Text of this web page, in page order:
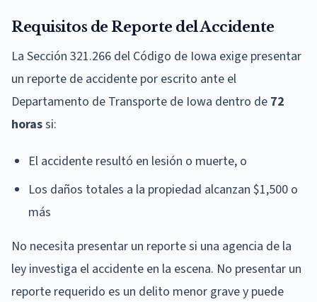
Requisitos de Reporte del Accidente
La Sección 321.266 del Código de Iowa exige presentar
un reporte de accidente por escrito ante el
Departamento de Transporte de Iowa dentro de 72
horassi:
El accidente resultó en lesión o muerte, o
Los daños totales a la propiedad alcanzan $1,500 o
más
No necesita presentar un reporte si una agencia de la
ley investiga el accidente en la escena. No presentar un
reporte requerido es un delito menor grave y puede